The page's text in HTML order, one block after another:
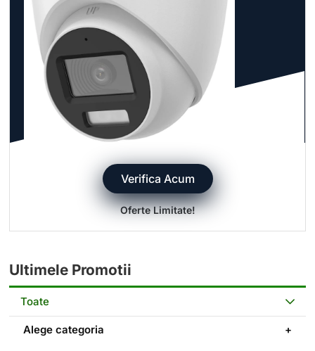
Verifica Acum
Oferte Limitate!
Ultimele Promotii
Toate
Alege categoria